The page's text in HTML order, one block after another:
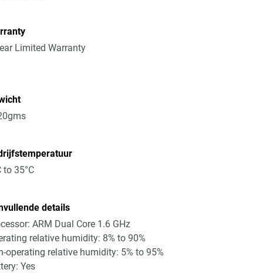
Limited Warranty
to 35°C
details
ARM Dual Core 1.6 GHz
relative humidity: 8% to 90%
operating relative humidity: 5% to 95%
Yes